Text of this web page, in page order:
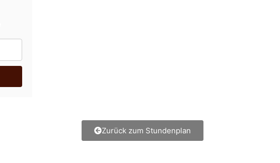
Zurück zum Stundenplan